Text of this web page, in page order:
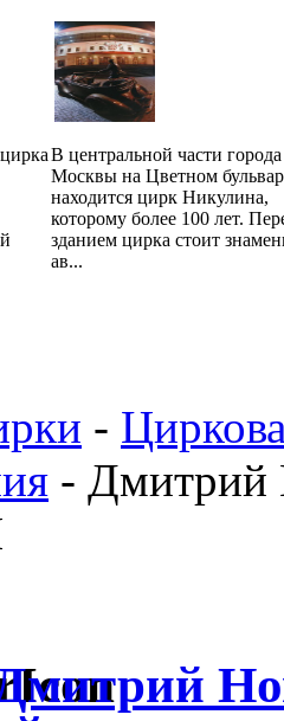
В центральной части города
Москвы на Цветном
находится цирк Никулина,
которому более 100 лет.
зданием цирка стоит
ав...
-
-